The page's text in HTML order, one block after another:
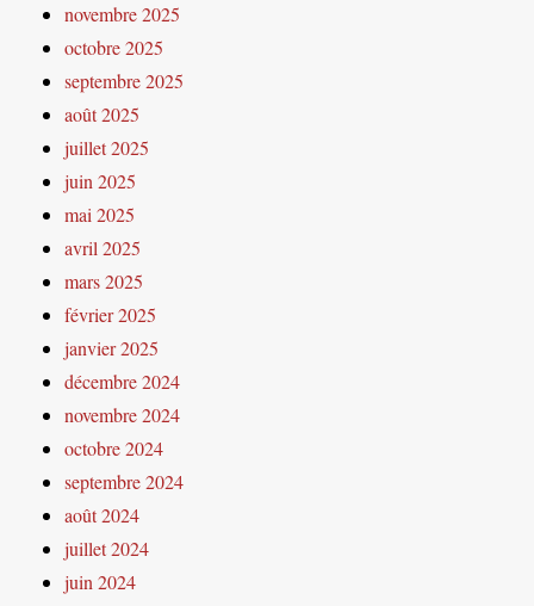
novembre 2025
octobre 2025
septembre 2025
août 2025
juillet 2025
juin 2025
mai 2025
avril 2025
mars 2025
février 2025
janvier 2025
décembre 2024
novembre 2024
octobre 2024
septembre 2024
août 2024
juillet 2024
juin 2024